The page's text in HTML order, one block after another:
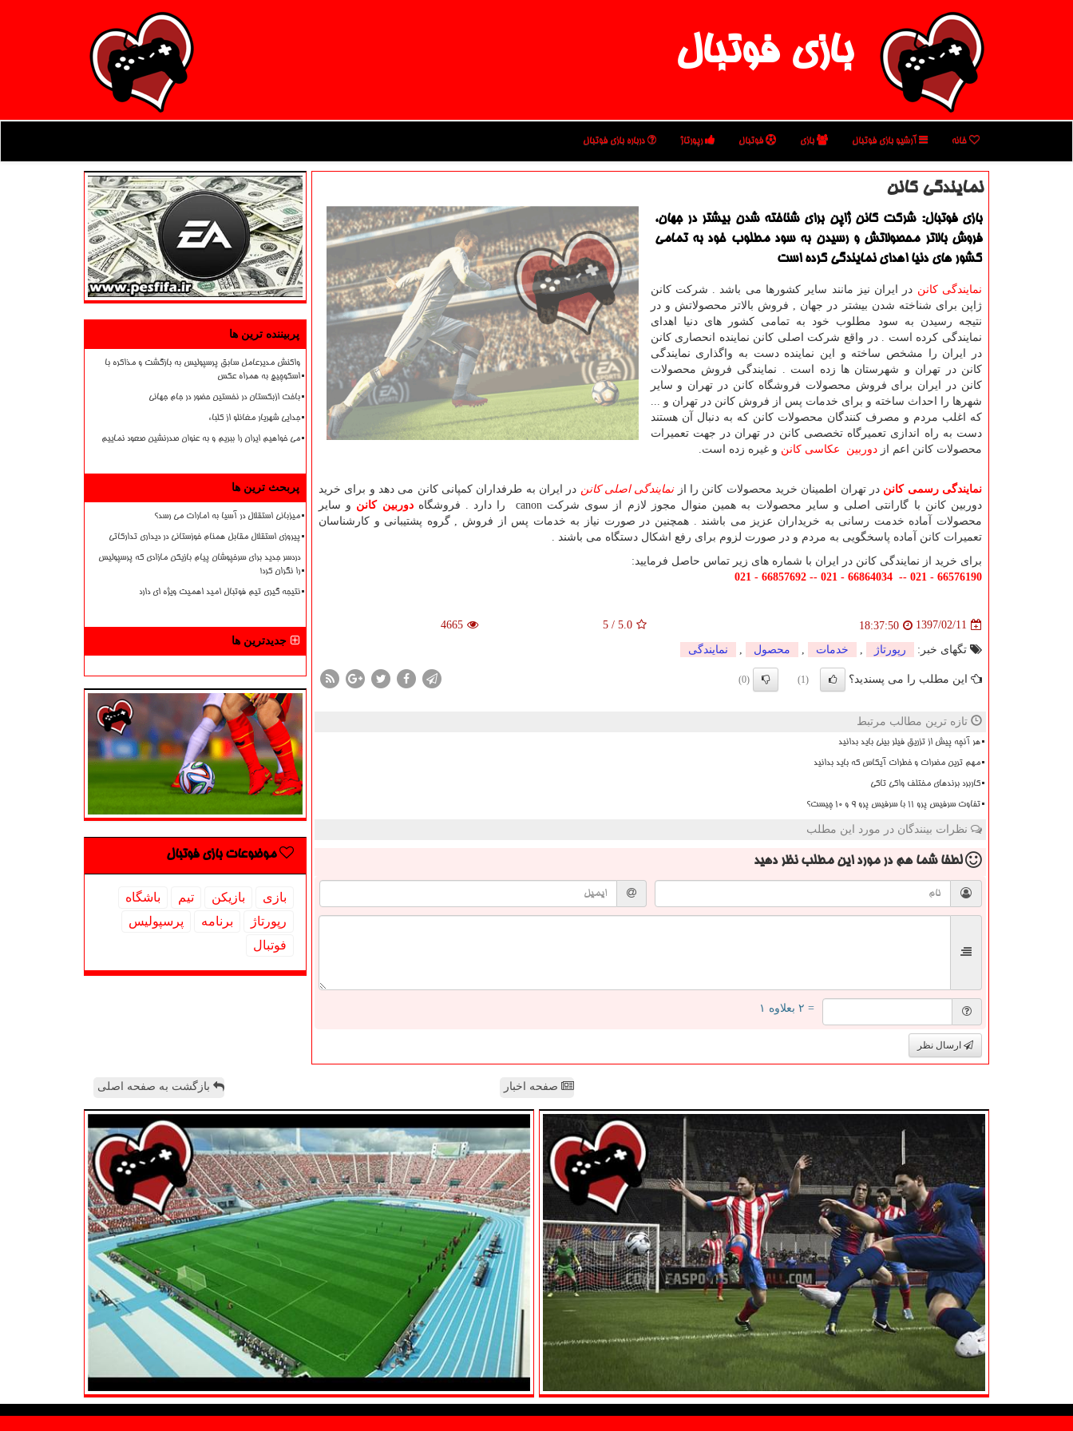
بازی فوتبال
خانه آرشیو بازی فوتبال بازی فوتبال رپورتاژ درباره بازی فوتبال
نمایندگی كانن
بازی فوتبال: شركت كانن ژاپن برای شناخته شدن بیشتر در جهان،
فروش بالاتر محصولاتش و رسیدن به سود مطلوب خود به تمامی
كشور های دنیا اهدای نمایندگی كرده است
نمایندگی کانن در ایران نیز مانند سایر کشورها می باشد . شرکت کانن
ژاپن برای شناخته شدن بیشتر در جهان , فروش بالاتر محصولاتش و در
نتیجه رسیدن به سود مطلوب خود به تمامی کشور های دنیا اهدای
نمایندگی کرده است . در واقع شرکت اصلی کانن نماینده انحصاری کانن
در ایران را مشخص ساخته و این نماینده دست به واگذاری نمایندگی
کانن در تهران و شهرستان ها زده است . نمایندگی فروش محصولات
کانن در ایران برای فروش محصولات فروشگاه کانن در تهران و سایر
شهرها را احداث ساخته و برای خدمات پس از فروش کانن در تهران و ...
که اغلب مردم و مصرف کنندگان محصولات کانن که به دنبال آن هستند
دست به راه اندازی تعمیرگاه تخصصی کانن در تهران در جهت تعمیرات
محصولات کانن اعم از دوربین عکاسی کانن و غیره زده است.
نمایندگی رسمی کانن در تهران اطمینان خرید محصولات کانن را ازنمایندگی اصلی کانن در ایران به طرفداران کمپانی کانن می دهد و برای خرید
دوربین کانن با گارانتی اصلی و سایر محصولات به همین منوال مجوز لازم از سوی شرکت canon را دارد . فروشگاه
دوربین کانن و سایر
محصولات آماده خدمت رسانی به خریداران عزیز می باشند . همچنین در صورت نیاز به خدمات پس از فروش , گروه پشتیبانی و کارشناسان
تعمیرات کانن آماده پاسخگویی به مردم و در صورت لزوم برای رفع اشکال دستگاه می باشند .
برای خرید از نمایندگی کانن در ایران با شماره های زیر تماس حاصل فرمایید:
66576190 - 021 -- 66864034 - 021 -- 66857692 - 021
1397/02/11
18:37:50
5.0
/
5
4665
تگهای خبر: رپورتاژ خدمات محصول نمایندگی
این مطلب را می پسندید؟ (1)
(0)
تازه ترین مطالب مرتبط
هر آنچه پیش از تزریق فیلر بینی باید بدانید
مهم ترین مضرات و خطرات آیکاس که باید بدانید
کاربرد برندهای مختلف واکی تاکی
تفاوت سرفیس پرو 11 با سرفیس پرو 9 و 10 چیست؟
نظرات بینندگان در مورد این مطلب
لطفا شما همدر مورد این مطلب نظر دهید
= ۲ بعلاوه ۱
ارسال نظر
پربیننده ترین ها
واکنش مدیرعامل سابق پرسپولیس به بازگشت و مذاکره با
اسکوچیچ به همراه عکس
باخت ازبکستان در نخستین حضور در جام جهانی
جدایی شهریار مغانلو از کلباء
می خواهیم ایران را ببریم و به عنوان صدرنشین صعود نماییم
پربحث ترین ها
میزبانی استقلال در آسیا به امارات می رسد؟
پیروزی استقلال مقابل همنام خوزستانی در دیداری تدارکاتی
دردسر جدید برای سرخپوشان پیام بازیکن مازادی که پرسپولیس
را نگران کرد!
نتیجه گیری تیم فوتبال امید اهمیت ویژه ای دارد
جدیدترین ها
موضوعات بازی فوتبال
بازی بازیكن تیم
باشگاه
رپورتاژ
برنامه
پرسپولیس
فوتبال
صفحه اخبار بازگشت به صفحه اصلی